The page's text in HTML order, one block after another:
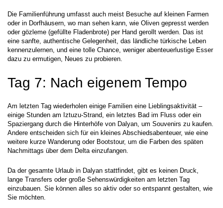
Die Familienführung umfasst auch meist Besuche auf kleinen Farmen
oder in Dorfhäusern, wo man sehen kann, wie Oliven gepresst werden
oder gözleme (gefüllte Fladenbrote) per Hand gerollt werden. Das ist
eine sanfte, authentische Gelegenheit, das ländliche türkische Leben
kennenzulernen, und eine tolle Chance, weniger abenteuerlustige Esser
dazu zu ermutigen, Neues zu probieren.
Tag 7: Nach eigenem Tempo
Am letzten Tag wiederholen einige Familien eine Lieblingsaktivität –
einige Stunden am Iztuzu-Strand, ein letztes Bad im Fluss oder ein
Spaziergang durch die Hinterhöfe von Dalyan, um Souvenirs zu kaufen.
Andere entscheiden sich für ein kleines Abschiedsabenteuer, wie eine
weitere kurze Wanderung oder Bootstour, um die Farben des späten
Nachmittags über dem Delta einzufangen.
Da der gesamte Urlaub in Dalyan stattfindet, gibt es keinen Druck,
lange Transfers oder große Sehenswürdigkeiten am letzten Tag
einzubauen. Sie können alles so aktiv oder so entspannt gestalten, wie
Sie möchten.